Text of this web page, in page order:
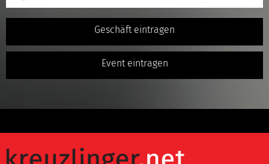
Geschäft eintragen
Event eintragen